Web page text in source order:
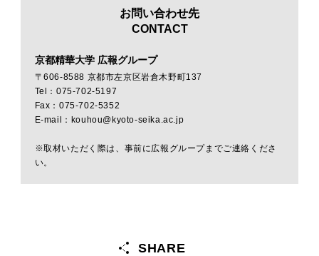
お問い合わせ先
CONTACT
京都精華大学 広報グループ
〒606-8588 京都市左京区岩倉木野町137
Tel：075-702-5197
Fax：075-702-5352
E-mail：kouhou@kyoto-seika.ac.jp
※取材いただく際は、事前に広報グループまでご連絡くださ
い。
SHARE